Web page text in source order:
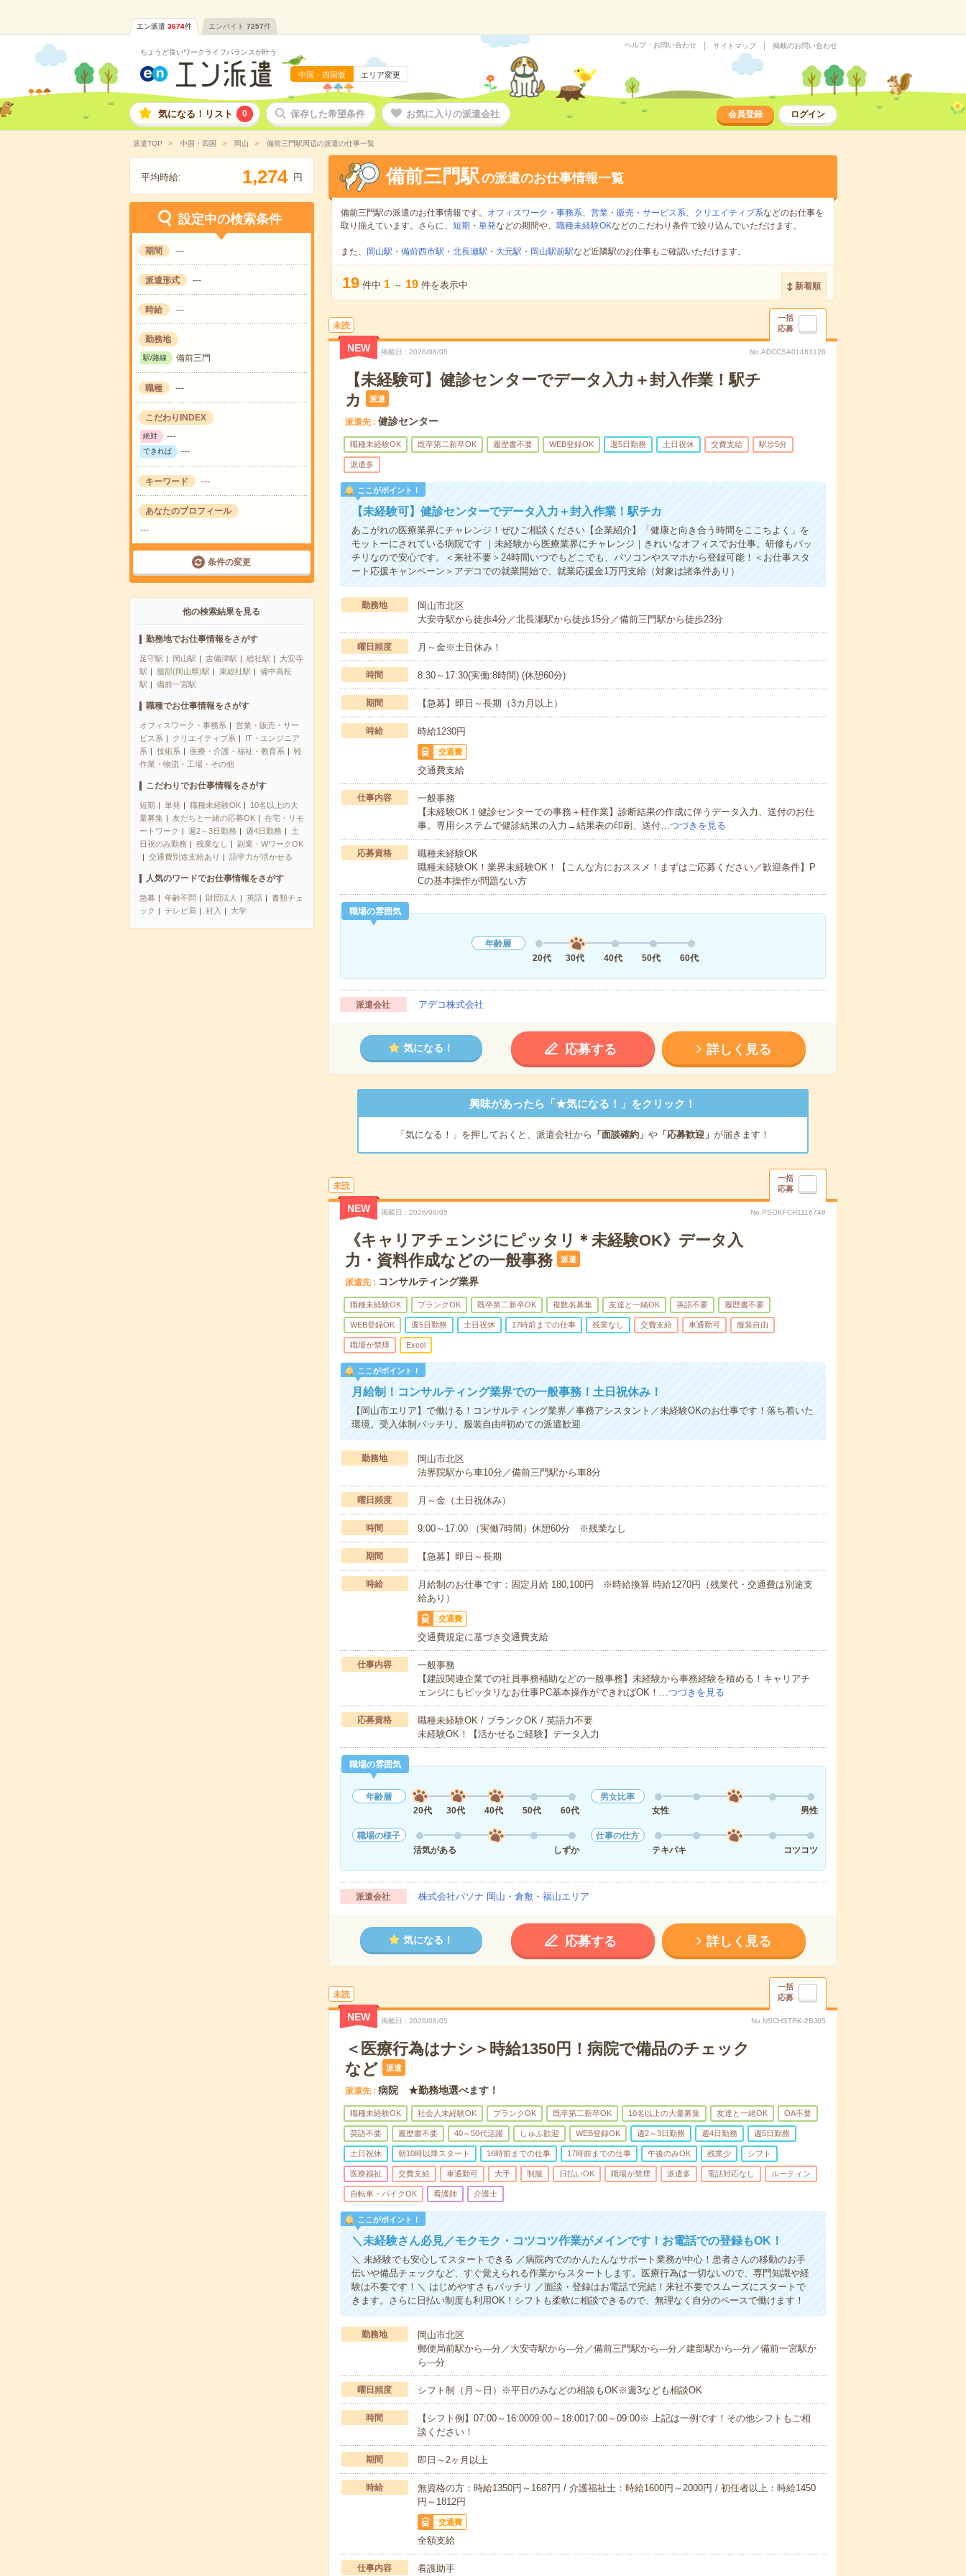
エン派遣 3674件 エンバイト 7257件
ちょうど良いワークライフバランスが叶う
中国・四国版 エリア変更
ヘルプ・お問い合わせ サイトマップ 掲載のお問い合わせ
気になる！リスト 0 保存した希望条件 お気に入りの派遣会社 会員登録 ログイン
派遣TOP 中国・四国 岡山 備前三門駅周辺の派遣の仕事一覧
平均時給: 1,274 円
設定中の検索条件
期間 ---
派遣形式 ---
時給 ---
勤務地
駅/路線 備前三門
職種 ---
こだわりINDEX
絶対 ---
できれば ---
キーワード ---
あなたのプロフィール
---
条件の変更
他の検索結果を見る
勤務地でお仕事情報をさがす
足守駅 岡山駅 吉備津駅 総社駅
大安寺
駅
服部(岡山県)駅 東総社駅
備中高松
駅
備前一宮駅
職種でお仕事情報をさがす
オフィスワーク・事務系
営業・販売・サー
ビス系
クリエイティブ系
IT・エンジニア
系
技術系 医療・介護・福祉・教育系
軽
作業・物流・工場・その他
こだわりでお仕事情報をさがす
短期 単発 職種未経験OK
10名以上の大
量募集
友だちと一緒の応募OK
在宅・リモ
ートワーク
週2～3日勤務 週4日勤務
土
日祝のみ勤務
残業なし
副業・WワークOK
交通費別途支給あり
語学力が活かせる
人気のワードでお仕事情報をさがす
急募 年齢不問 財団法人 英語
書類チェ
ック
テレビ局 封入 大学
備前三門駅の派遣のお仕事情報一覧
備前三門駅の派遣のお仕事情報です。 オフィスワーク・事務系、 営業・販売・サービス系、 クリエイティブ系などのお仕事を
取り揃えています。さらに、 短期 ・ 単発などの期間や、 職種未経験OKなどのこだわり条件で絞り込んでいただけます。
また、 岡山駅 ・ 備前西市駅 ・ 北長瀬駅 ・ 大元駅 ・ 岡山駅前駅など近隣駅のお仕事もご確認いただけます。
19 件中 1 ～ 19 件を表示中 新着順
未読
一括
応募
NEW 掲載日 2026/08/05 No.ADCCSA01483126
【未経験可】健診センターでデータ入力＋封入作業！駅チ
カ
派遣
派遣先 健診センター
職種未経験OK 既卒第二新卒OK 履歴書不要 WEB登録OK 週5日勤務 土日祝休 交費支給 駅歩5分
派遣多
ここがポイント！
【未経験可】健診センターでデータ入力＋封入作業！駅チカ
あこがれの医療業界にチャレンジ！ぜひご相談ください【企業紹介】「健康と向き合う時間をここちよく」を
モットーにされている病院です ｜未経験から医療業界にチャレンジ｜きれいなオフィスでお仕事。研修もバッ
チリなので安心です。＜来社不要＞24時間いつでもどこでも、パソコンやスマホから登録可能！＜お仕事スタ
ート応援キャンペーン＞アデコでの就業開始で、就業応援金1万円支給（対象は諸条件あり）
勤務地
岡山市北区
大安寺駅から徒歩4分／北長瀬駅から徒歩15分／備前三門駅から徒歩23分
曜日頻度 月～金※土日休み！
時間 8:30～17:30(実働:8時間) (休憩60分)
期間 【急募】即日～長期（3カ月以上）
時給 時給1230円
交通費
交通費支給
仕事内容
一般事務
【未経験OK！健診センターでの事務＋軽作業】診断結果の作成に伴うデータ入力、送付のお仕
事。専用システムで健診結果の入力→結果表の印刷、送付…つづきを見る
応募資格
職種未経験OK
職種未経験OK！業界未経験OK！【こんな方におススメ！まずはご応募ください／歓迎条件】P
Cの基本操作が問題ない方
職場の雰囲気
年齢層
20代
30代 40代 50代 60代
派遣会社 アデコ株式会社
気になる！ 応募する 詳しく見る
興味があったら「★気になる！」をクリック！
「気になる！」を押しておくと、派遣会社から 「面談確約」 や「応募歓迎」 が届きます！
未読
一括
応募
NEW 掲載日 2026/08/05 No.PSOKFCH1116748
《キャリアチェンジにピッタリ＊未経験OK》データ入
力・資料作成などの一般事務
派遣
派遣先 コンサルティング業界
職種未経験OK ブランクOK 既卒第二新卒OK 複数名募集 友達と一緒OK 英語不要 履歴書不要
WEB登録OK 週5日勤務 土日祝休 17時前までの仕事 残業なし 交費支給 車通勤可 服装自由
職場が禁煙 Excel
ここがポイント！
月給制！コンサルティング業界での一般事務！土日祝休み！
【岡山市エリア】で働ける！コンサルティング業界／事務アシスタント／未経験OKのお仕事です！落ち着いた
環境。受入体制バッチリ。服装自由#初めての派遣歓迎
勤務地
岡山市北区
法界院駅から車10分／備前三門駅から車8分
曜日頻度 月～金（土日祝休み）
時間 9:00～17:00 （実働7時間）休憩60分 ※残業なし
期間 【急募】即日～長期
時給
月給制のお仕事です：固定月給 180,100円 ※時給換算 時給1270円（残業代・交通費は別途支
給あり）
交通費
交通費規定に基づき交通費支給
仕事内容
一般事務
【建設関連企業での社員事務補助などの一般事務】未経験から事務経験を積める！キャリアチ
ェンジにもピッタリなお仕事PC基本操作ができればOK！… つづきを見る
応募資格
職種未経験OK / ブランクOK / 英語力不要
未経験OK！【活かせるご経験】データ入力
職場の雰囲気
年齢層
20代
30代 40代 50代 60代
男女比率
女性
男性
職場の様子
活気がある
しずか
仕事の仕方
テキパキ
コツコツ
派遣会社 株式会社パソナ 岡山・倉敷・福山エリア
気になる！ 応募する 詳しく見る
未読
一括
応募
NEW 掲載日 2026/08/05 No.NSCHSTRK-2BJ05
＜医療行為はナシ＞時給1350円！病院で備品のチェック
など
派遣
派遣先 病院 ★勤務地選べます！
職種未経験OK 社会人未経験OK ブランクOK 既卒第二新卒OK 10名以上の大量募集 友達と一緒OK OA不要
英語不要 履歴書不要 40～50代活躍 しゅふ歓迎 WEB登録OK 週2～3日勤務 週4日勤務 週5日勤務
土日祝休 朝10時以降スタート 16時前までの仕事 17時前までの仕事 午後のみOK 残業少 シフト
医療福祉 交費支給 車通勤可 大手 制服 日払いOK 職場が禁煙 派遣多 電話対応なし ルーティン
自転車・バイクOK 看護師 介護士
ここがポイント！
＼未経験さん必見／モクモク・コツコツ作業がメインです！お電話での登録もOK！
＼ 未経験でも安心してスタートできる ／病院内でのかんたんなサポート業務が中心！患者さんの移動のお手
伝いや備品チェックなど、すぐ覚えられる作業からスタートします。医療行為は一切ないので、専門知識や経
験は不要です！＼ はじめやすさもバッチリ ／面談・登録はお電話で完結！来社不要でスムーズにスタートで
きます。さらに日払い制度も利用OK！シフトも柔軟に相談できるので、無理なく自分のペースで働けます！
勤務地
岡山市北区
郵便局前駅から---分／大安寺駅から---分／備前三門駅から---分／建部駅から---分／備前一宮駅か
ら---分
曜日頻度 シフト制（月～日）※平日のみなどの相談もOK※週3なども相談OK
時間
【シフト例】07:00～16:0009:00～18:0017:00～09:00※ 上記は一例です！その他シフトもご相
談ください！
期間 即日～2ヶ月以上
時給
無資格の方：時給1350円～1687円 / 介護福祉士：時給1600円～2000円 / 初任者以上：時給1450
円～1812円
交通費
全額支給
仕事内容 看護助手